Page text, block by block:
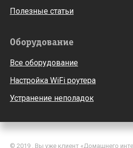
Полезные статьи
Оборудование
Все оборудование
Настройка WiFi роутера
Устранение неполадок
© 2019 . Вы уже клиент «Домашнего